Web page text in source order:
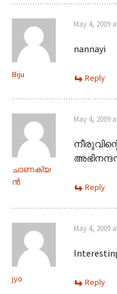
Biju
May 4, 2009
nannayi
Reply
ചാണക്യ
ന്‍
May 4, 2009
Reply
jyo
May 4, 2009
Reply